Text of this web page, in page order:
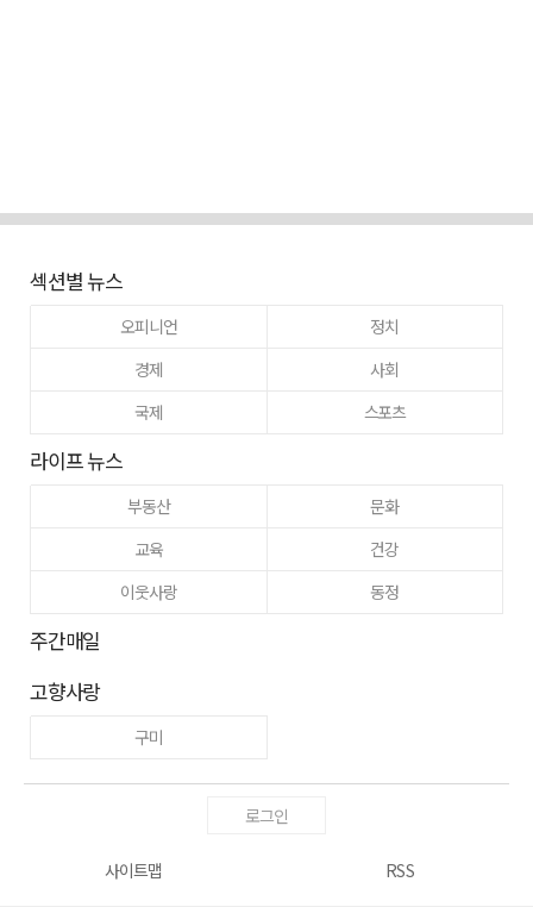
섹션별 뉴스
오피니언
정치
경제
사회
국제
스포츠
라이프 뉴스
부동산
문화
교육
건강
이웃사랑
동정
주간매일
고향사랑
구미
로그인
사이트맵 RSS